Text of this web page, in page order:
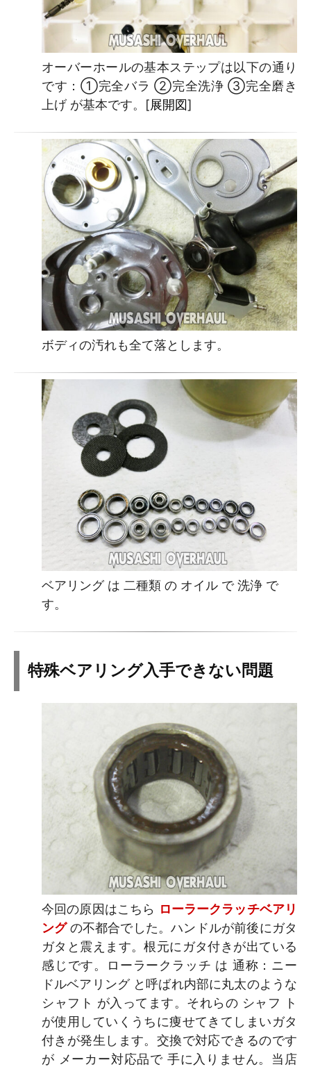
オーバーホールの基本ステップは以下の通り
です：①完全バラ ②完全洗浄 ③完全磨き
上げ が基本です。[展開図]
ボディの汚れも全て落とします。
ベアリング は 二種類 の オイル で 洗浄 で
す。
特殊ベアリング入手できない問題
今回の原因はこちら ローラークラッチベアリ
ングの不都合でした。ハンドルが前後にガタ
ガタと震えます。根元にガタ付きが出ている
感じです。ローラークラッチ は 通称：ニー
ドルベアリング と呼ばれ内部に丸太のような
シャフト が入ってます。それらの シャフ ト
が使用していくうちに痩せてきてしまいガタ
付きが発生します。交換で対応できるのです
が メーカー対応品で 手に入りません。当店